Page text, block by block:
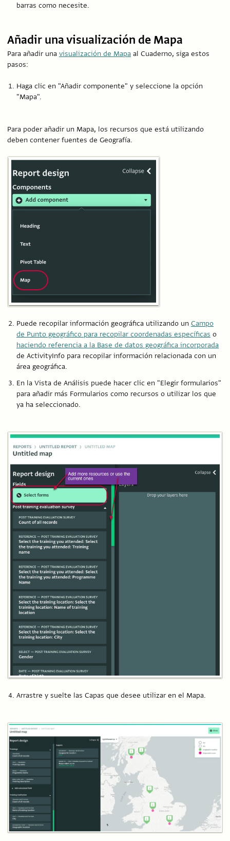
barras como necesite.
Añadir una visualización de Mapa
Para añadir una visualización de Mapa al Cuaderno, siga estos
pasos:
Haga clic en "Añadir componente" y seleccione la opción
"Mapa".
Para poder añadir un Mapa, los recursos que está utilizando
deben contener fuentes de Geografía.
Puede recopilar información geográfica utilizando un Campo
de Punto geográfico para recopilar coordenadas específicas o
haciendo referencia a la Base de datos geográfica incorporada
de ActivityInfo para recopilar información relacionada con un
área geográfica.
En la Vista de Análisis puede hacer clic en "Elegir formularios"
para añadir más Formularios como recursos o utilizar los que
ya ha seleccionado.
Arrastre y suelte las Capas que desee utilizar en el Mapa.